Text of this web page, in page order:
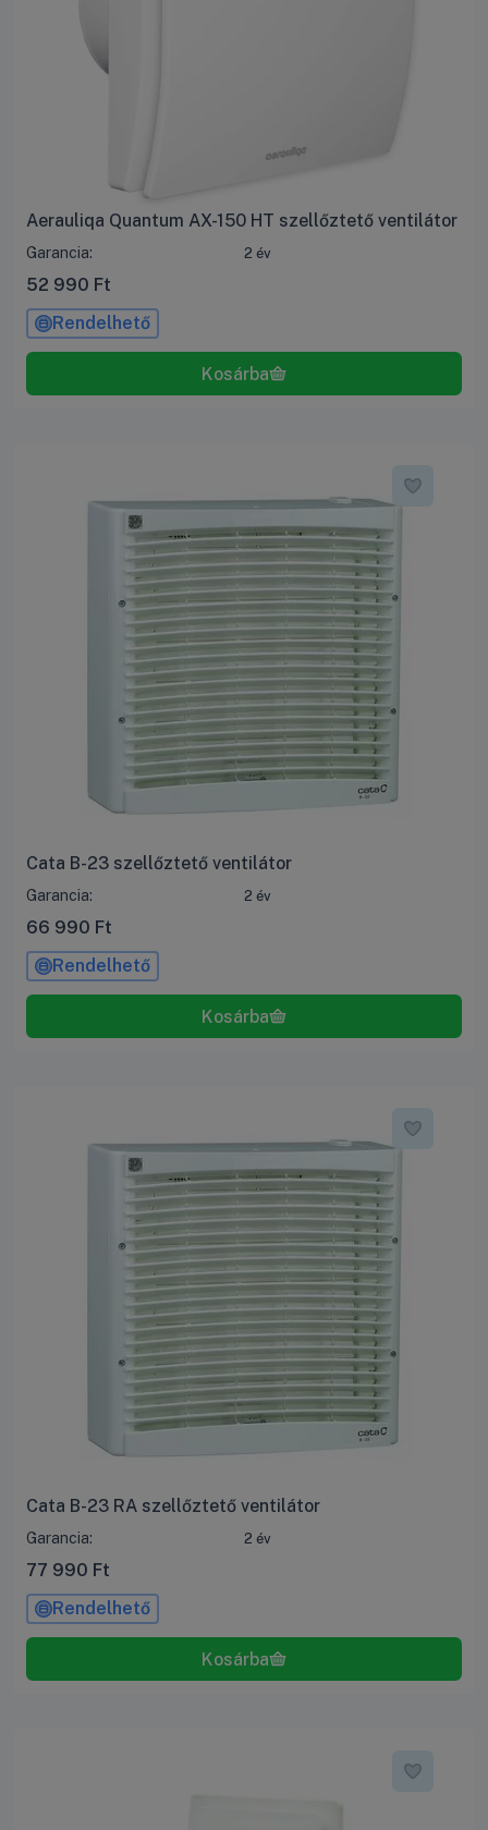
Aerauliqa Quantum AX-150 HT szellőztető ventilátor
Garancia: 2 év
52 990 Ft
Rendelhető
Cata B-23 szellőztető ventilátor
Garancia: 2 év
66 990 Ft
Rendelhető
Cata B-23 RA szellőztető ventilátor
Garancia: 2 év
77 990 Ft
Rendelhető